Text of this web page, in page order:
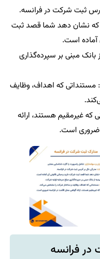
ثبت شرکت در فرانسه.
نشان دهد شما قصد ثبت
آماده است.
بانک مبنی بر سپرده‌گذاری
: مستنداتی که اهداف، وظایف
که غیرمقیم هستند، ارائه
ضروری است.
فرانسه